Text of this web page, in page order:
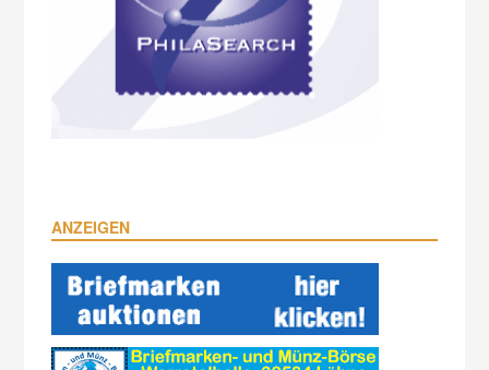
ANZEIGEN